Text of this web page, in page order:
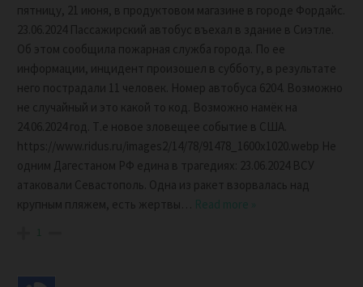
пятницу, 21 июня, в продуктовом магазине в городе Фордайс.
23.06.2024 Пассажирский автобус въехал в здание в Сиэтле.
Об этом сообщила пожарная служба города. По ее
информации, инцидент произошел в субботу, в результате
него пострадали 11 человек. Номер автобуса 6204. Возможно
не случайный и это какой то код. Возможно намёк на
24.06.2024 год. Т.е новое зловещее событие в США.
https://www.ridus.ru/images2/14/78/91478_1600x1020.webp Не
одним Дагестаном РФ едина в трагедиях: 23.06.2024 ВСУ
атаковали Севастополь. Одна из ракет взорвалась над
крупным пляжем, есть жертвы
Read more »
1